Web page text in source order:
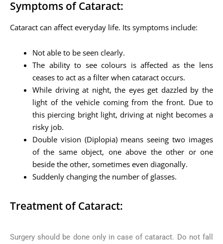
Symptoms of Cataract:
Cataract can affect everyday life. Its symptoms include:
Not able to be seen clearly.
The ability to see colours is affected as the lens
ceases to act as a filter when cataract occurs.
While driving at night, the eyes get dazzled by the
light of the vehicle coming from the front. Due to
this piercing bright light, driving at night becomes a
risky job.
Double vision (Diplopia) means seeing two images
of the same object, one above the other or one
beside the other, sometimes even diagonally.
Suddenly changing the number of glasses.
Treatment of Cataract:
Surgery should be done only in case of cataract. Do not fall